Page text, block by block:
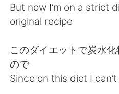
Español العربية
日本語
But now I’m on a strict
original recipe
このダイエットで炭水
ので
Since on this diet I